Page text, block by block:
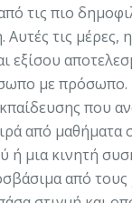
τις πιο
Αυτές τις μέρες,
εξίσου
με πρόσωπο.
που
από μαθήματα
ή μια κινητή
από